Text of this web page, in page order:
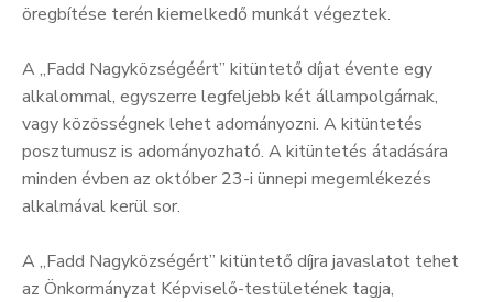
öregbítése terén kiemelkedő munkát végeztek.
A „Fadd Nagyközségéért” kitüntető díjat évente egy
alkalommal, egyszerre legfeljebb két állampolgárnak,
vagy közösségnek lehet adományozni. A kitüntetés
posztumusz is adományozható. A kitüntetés átadására
minden évben az október 23-i ünnepi megemlékezés
alkalmával kerül sor.
A „Fadd Nagyközségért” kitüntető díjra javaslatot tehet
az Önkormányzat Képviselő-testületének tagja,